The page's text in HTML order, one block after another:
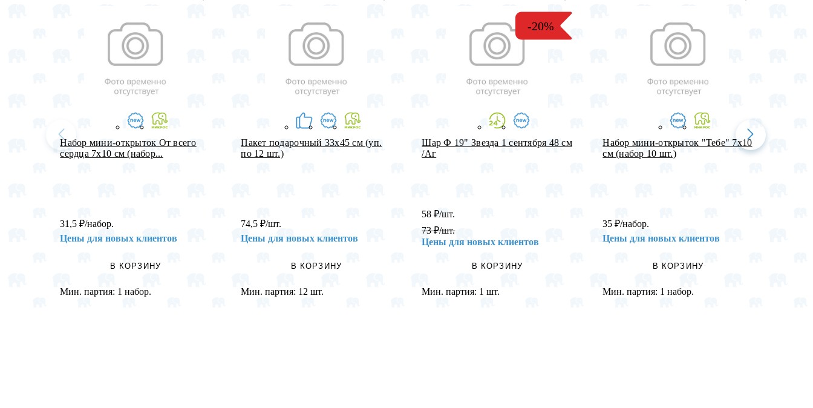
Набор мини-открыток От всего
сердца 7х10 см (набор...
31,5₽/набор.
Цены для новых клиентов
В КОРЗИНУ
Мин. партия: 1 набор.
Пакет подарочный 33х45 см (уп.
по 12 шт.)
74,5₽/шт.
Цены для новых клиентов
В КОРЗИНУ
Мин. партия: 12 шт.
-20%
Шар Ф 19" Звезда 1 сентября 48 см
/Аг
58₽/шт.
73₽/шт.
Цены для новых клиентов
В КОРЗИНУ
Мин. партия: 1 шт.
Набор мини-открыток "Тебе" 7х10
см (набор 10 шт.)
35₽/набор.
Цены для новых клиентов
В КОРЗИНУ
Мин. партия: 1 набор.